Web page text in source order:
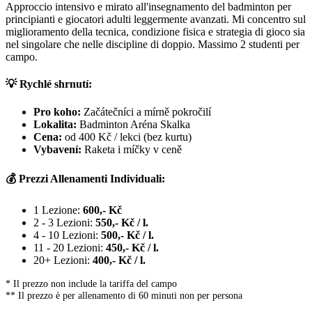
Approccio intensivo e mirato all'insegnamento del badminton per
principianti e giocatori adulti leggermente avanzati. Mi concentro sul
miglioramento della tecnica, condizione fisica e strategia di gioco sia
nel singolare che nelle discipline di doppio. Massimo 2 studenti per
campo.
💡 Rychlé shrnutí:
Pro koho: Začátečníci a mírně pokročilí
Lokalita: Badminton Aréna Skalka
Cena: od 400 Kč / lekci (bez kurtu)
Vybavení: Raketa i míčky v ceně
💰 Prezzi Allenamenti Individuali:
1 Lezione: 600,- Kč
2 - 3 Lezioni: 550,- Kč / l.
4 - 10 Lezioni: 500,- Kč / l.
11 - 20 Lezioni: 450,- Kč / l.
20+ Lezioni: 400,- Kč / l.
* Il prezzo non include la tariffa del campo
** Il prezzo è per allenamento di 60 minuti non per persona